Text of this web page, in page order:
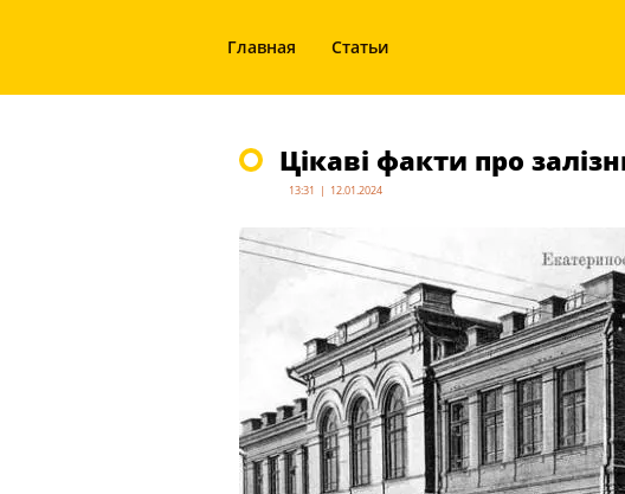
Главная Статьи
Цікаві факти про
13:31 | 12.01.2024